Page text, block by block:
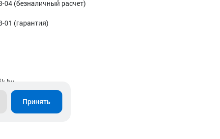
04 (безналичный расчет)
01 (гарантия)
Принять